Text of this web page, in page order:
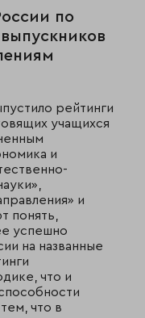
по
рейтинги
учащихся
и
и
понять,
успешно
на названные
что и
что в